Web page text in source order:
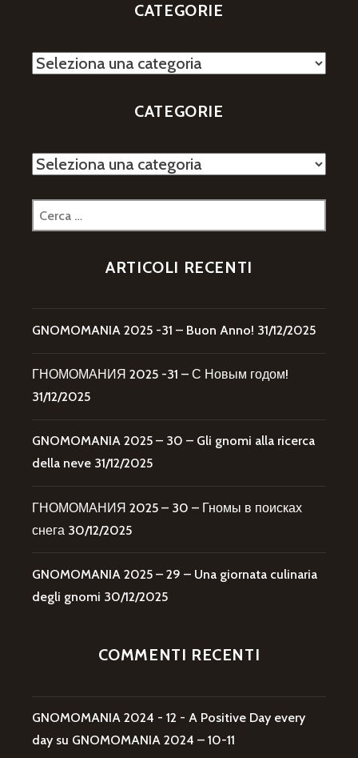
CATEGORIE
Categorie
CATEGORIE
Categorie
Ricerca
per:
ARTICOLI RECENTI
GNOMOMANIA 2025 -31 – Buon Anno! 31/12/2025
ГНОМОМАНИЯ 2025 -31 – С Новым годом!
31/12/2025
GNOMOMANIA 2025 – 30 – Gli gnomi alla ricerca
della neve 31/12/2025
ГНОМОМАНИЯ 2025 – 30 – Гномы в поисках
снега 30/12/2025
GNOMOMANIA 2025 – 29 – Una giornata culinaria
degli gnomi 30/12/2025
COMMENTI RECENTI
GNOMOMANIA 2024 - 12 - A Positive Day every
day su GNOMOMANIA 2024 – 10-11